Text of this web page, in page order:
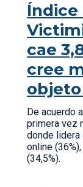
Índice
cae
cree
De acuerdo
primera vez
donde
online
(34,5%).